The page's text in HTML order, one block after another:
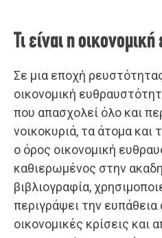
Τι είναι η
Σε μια εποχή
οικονομική
που απασχολεί όλο και
νοικοκυριά, τα άτομα και
ο όρος οικονομική
καθιερωμένος στην
βιβλιογραφία,
περιγράψει την ευπάθεια
οικονομικές κρίσεις και